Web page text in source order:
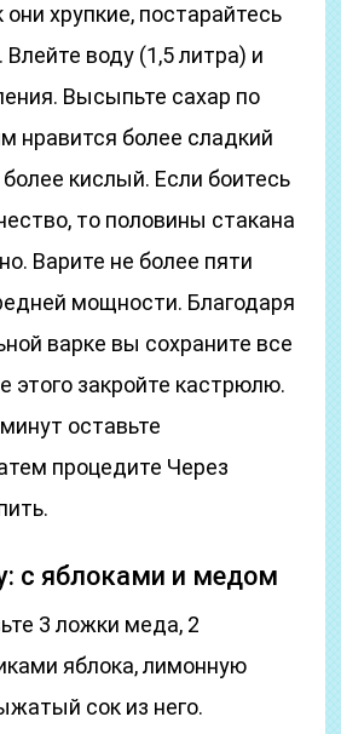
они хрупкие, постарайтесь
Влейте воду (1,5 литра) и
Высыпьте сахар по
нравится более сладкий
кислый. Если боитесь
то половины стакана
Варите не более пяти
мощности. Благодаря
варке вы сохраните все
этого закройте кастрюлю.
оставьте
процедите Через
с яблоками и медом
3 ложки меда, 2
яблока, лимонную
сок из него.